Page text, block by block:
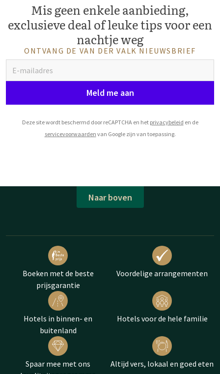
Mis geen enkele aanbieding,
exclusieve deal of leuke tips voor een
nachtje weg
ONTVANG DE VAN DER VALK NIEUWSBRIEF
Meld me aan
Deze site wordt beschermd door reCAPTCHA en het privacybeleid en de
servicevoorwaarden van Google zijn van toepassing.
Naar boven
Boeken met de beste
prijsgarantie
Voordelige arrangementen
Hotels in binnen- en
buitenland
Hotels voor de hele familie
Spaar mee met ons
Altijd vers, lokaal en goed eten